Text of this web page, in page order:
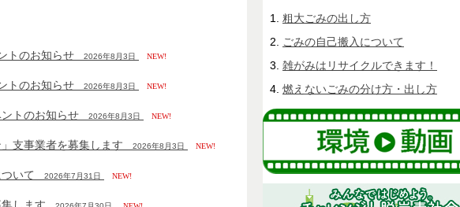
トのお知らせ 2026年8月3日 NEW!
トのお知らせ 2026年8月3日 NEW!
トのお知らせ 2026年8月3日 NEW!
支事業者を募集します 2026年8月3日 NEW!
いて 2026年7月31日 NEW!
粗大ごみの出し方
ごみの自己搬入について
雑がみはリサイクルできます！
燃えないごみの分け方・出し方